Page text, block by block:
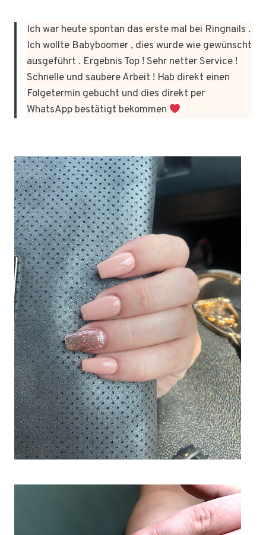
Ich war heute spontan das erste mal bei Ringnails .
Ich wollte Babyboomer , dies wurde wie gewünscht
ausgeführt . Ergebnis Top ! Sehr netter Service !
Schnelle und saubere Arbeit ! Hab direkt einen
Folgetermin gebucht und dies direkt per
WhatsApp bestätigt bekommen